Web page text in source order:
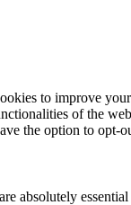
to improve
of the
the option to opt-
absolutely